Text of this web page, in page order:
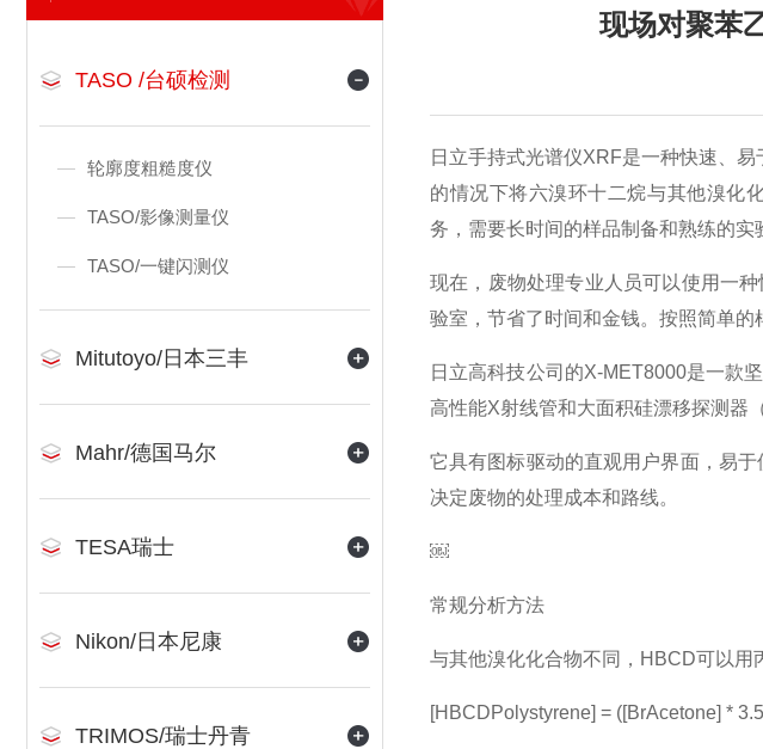
TASO /台硕检测
轮廓度粗糙度仪
TASO/影像测量仪
TASO/一键闪测仪
Mitutoyo/日本三丰
Mahr/德国马尔
TESA瑞士
Nikon/日本尼康
TRIMOS/瑞士丹青
现场对聚苯
日立手持式光谱仪XRF是一种快速、
的情况下将六溴环十二烷与其他溴化
务，需要长时间的样品制备和熟练的实
现在，废物处理专业人员可以使用一
验室，节省了时间和金钱。按照简单的
日立高科技公司的X-MET8000是一款
高性能X射线管和大面积硅漂移探测器
它具有图标驱动的直观用户界面，易
决定废物的处理成本和路线。
￼
常规分析方法
与其他溴化化合物不同，HBCD可以
[HBCDPolystyrene] = ([BrAcetone] *